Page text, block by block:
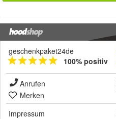
geschenkpaket24de
100% positiv
Anrufen
Merken
Impressum